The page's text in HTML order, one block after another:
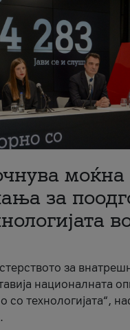
моќна
за
за
националната
технологијата“,